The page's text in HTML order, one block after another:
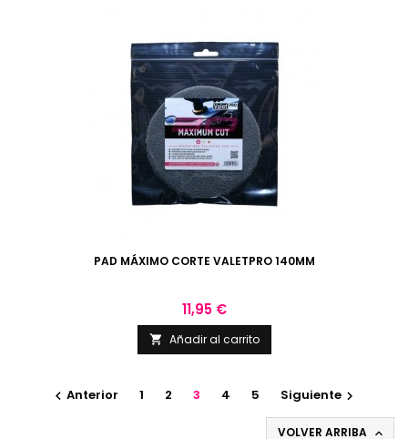
PAD MÁXIMO CORTE VALETPRO 140MM
Precio
11,95 €
 Añadir al carrito
 Anterior 1 2 3 4 5 Siguiente 
VOLVER ARRIBA 